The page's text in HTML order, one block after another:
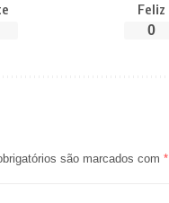
Feliz
0
são marcados com *